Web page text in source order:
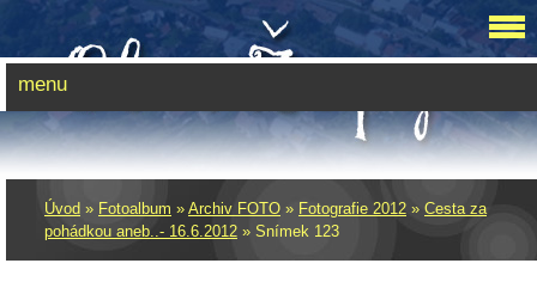
Úvod » Fotoalbum » Archiv FOTO » Fotografie 2012 » Cesta za
pohádkou aneb..- 16.6.2012 » Snímek 123
menu